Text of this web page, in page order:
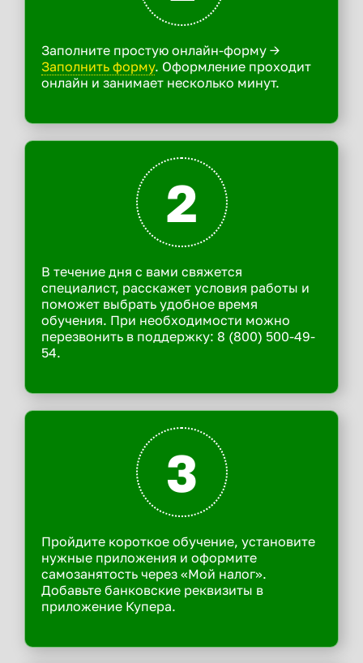
Заполните простую онлайн-форму ->
Заполнить форму. Оформление проходит
онлайн и занимает несколько минут.
2
В течение дня с вами свяжется
специалист, расскажет условия работы и
поможет выбрать удобное время
обучения. При необходимости можно
перезвонить в поддержку: 8 (800) 500-49-
54.
3
Пройдите короткое обучение, установите
нужные приложения и оформите
самозанятость через «Мой налог».
Добавьте банковские реквизиты в
приложение Купера.